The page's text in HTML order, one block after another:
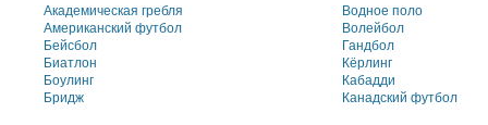
Академическая гребля
Американский футбол
Бейсбол
Биатлон
Боулинг
Бридж
Водное поло
Волейбол
Гандбол
Кёрлинг
Кабадди
Канадский футбол